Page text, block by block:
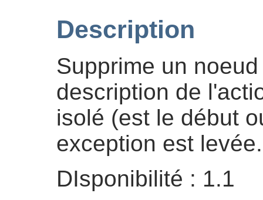
Description
Supprime un
description de
isolé (est le début
exception est levée.
DIsponibilité : 1.1